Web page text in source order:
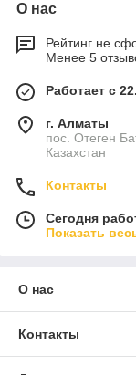
Сеялки
О нас
Рейтинг не
Менее 5
Работает с
г. Алматы
пос. Отеген
Казахстан
Контакты
Сегодня
Показать
О нас
Контакты